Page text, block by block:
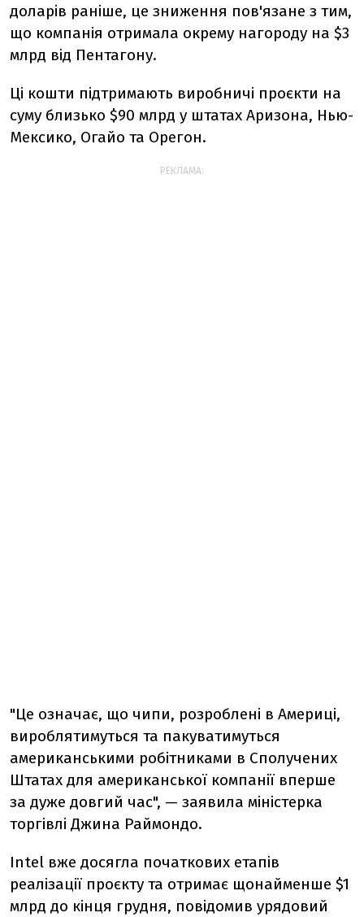
доларів раніше, це зниження пов'язане з тим,
що компанія отримала окрему нагороду на $3
млрд від Пентагону.
Ці кошти підтримають виробничі проєкти на
суму близько $90 млрд у штатах Аризона, Нью-
Мексико, Огайо та Орегон.
РЕКЛАМА:
"Це означає, що чипи, розроблені в Америці,
вироблятимуться та пакуватимуться
американськими робітниками в Сполучених
Штатах для американської компанії вперше
за дуже довгий час", — заявила міністерка
торгівлі Джина Раймондо.
Intel вже досягла початкових етапів
реалізації проєкту та отримає щонайменше $1
млрд до кінця грудня, повідомив урядовий